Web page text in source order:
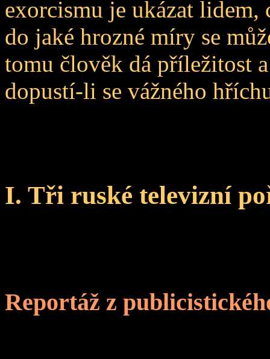
exorcismu je ukázat
do jaké hrozné míry se
tomu člověk dá příležitost
dopustí-li se vážného
I. Tři ruské televizní
Reportáž z